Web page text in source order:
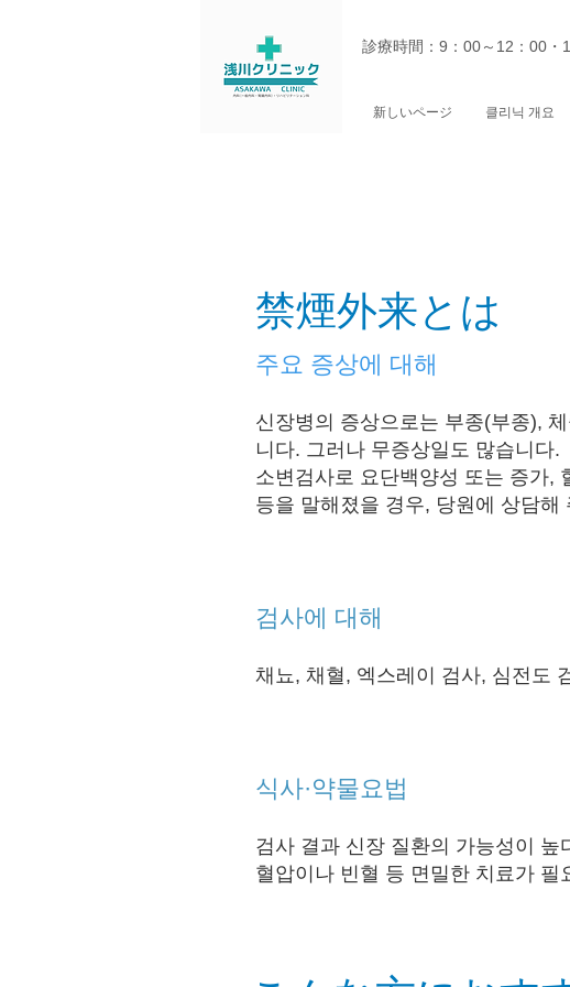
診療時間：9：00～12：00
新しいページ 클리닉 개요
禁煙外来とは
주요 증상에 대해
신장병의 증상으로는 부종(부종),
니다. 그러나 무증상일도 많습니다.
소변검사로 요단백양성 또는 증가,
등을 말해졌을 경우, 당원에 상담해
검사에 대해
채뇨, 채혈, 엑스레이 검사, 심전도
식사·약물요법
검사 결과 신장 질환의 가능성이 높
혈압이나 빈혈 등 면밀한 치료가 필